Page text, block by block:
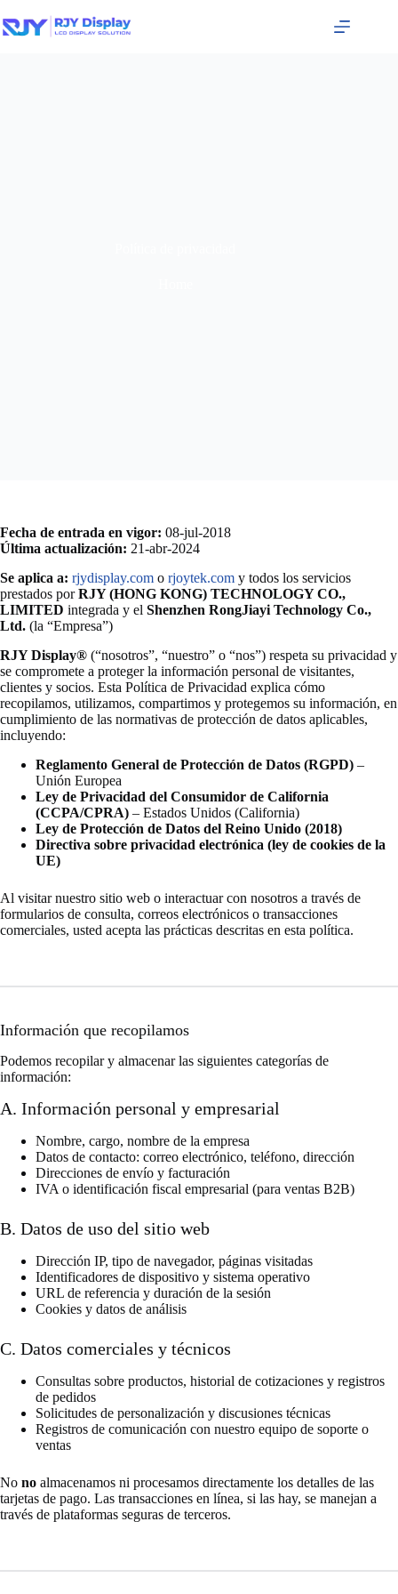
Fecha de entrada en vigor: 08-jul-2018
Última actualización: 21-abr-2024
Se aplica a: rjydisplay.com o rjoytek.com y todos los servicios
prestados porRJY (HONG KONG) TECHNOLOGY CO.,
LIMITED integrada y el Shenzhen RongJiayi Technology Co.,
Ltd. (la “Empresa”)
RJY Display® (“nosotros”, “nuestro” o “nos”) respeta su privacidad y
se compromete a proteger la información personal de visitantes,
clientes y socios. Esta Política de Privacidad explica cómo
recopilamos, utilizamos, compartimos y protegemos su información, en
cumplimiento de las normativas de protección de datos aplicables,
incluyendo:
Reglamento General de Protección de Datos (RGPD) –
Unión Europea
Ley de Privacidad del Consumidor de California
(CCPA/CPRA) – Estados Unidos (California)
Ley de Protección de Datos del Reino Unido (2018)
Directiva sobre privacidad electrónica (ley de cookies de la
UE)
Al visitar nuestro sitio web o interactuar con nosotros a través de
formularios de consulta, correos electrónicos o transacciones
comerciales, usted acepta las prácticas descritas en esta política.
Información que recopilamos
Podemos recopilar y almacenar las siguientes categorías de
información:
A. Información personal y empresarial
Nombre, cargo, nombre de la empresa
Datos de contacto: correo electrónico, teléfono, dirección
Direcciones de envío y facturación
IVA o identificación fiscal empresarial (para ventas B2B)
B. Datos de uso del sitio web
Dirección IP, tipo de navegador, páginas visitadas
Identificadores de dispositivo y sistema operativo
URL de referencia y duración de la sesión
Cookies y datos de análisis
C. Datos comerciales y técnicos
Consultas sobre productos, historial de cotizaciones y registros
de pedidos
Solicitudes de personalización y discusiones técnicas
Registros de comunicación con nuestro equipo de soporte o
ventas
No no almacenamos ni procesamos directamente los detalles de las
tarjetas de pago. Las transacciones en línea, si las hay, se manejan a
través de plataformas seguras de terceros.